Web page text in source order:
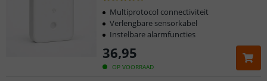
OP VOORRAAD
36,95
Multiprotocol connectiviteit
Verlengbare sensorkabel
Instelbare alarmfuncties